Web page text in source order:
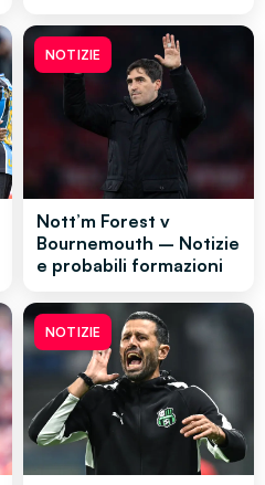
NOTIZIE
Nott’m Forest v
Bournemouth – Notizie
e probabili formazioni
NOTIZIE